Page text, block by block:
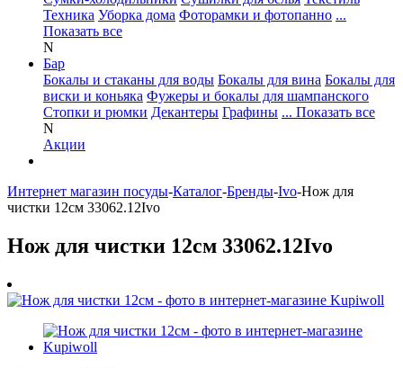
Техника Уборка дома Фоторамки и фотопанно ...
Показать все
N
Бар
Бокалы и стаканы для воды Бокалы для вина Бокалы для
виски и коньяка Фужеры и бокалы для шампанского
Стопки и рюмки Декантеры Графины ... Показать все
N
Акции
Интернет магазин посуды-Каталог-Бренды-Ivo-Нож для
чистки 12см 33062.12Ivo
Нож для чистки 12см 33062.12Ivo